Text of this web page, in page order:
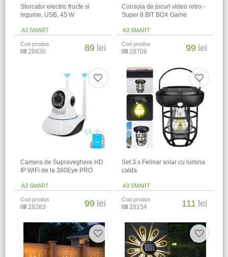
Storcator electric fructe si
legume, USB, 45 W
A3 SMART
Cod produs
28830 89 lei
Consola de jocuri video retro -
Super 8 BIT BOX Game
A3 SMART
Cod produs
28709 99 lei
Camera de Supraveghere HD
IP WiFi de la 360Eye PRO
A3 SMART
Cod produs
28283 99 lei
Set 3 x Felinar solar cu lumina
calda
A3 SMART
Cod produs
28154 111 lei